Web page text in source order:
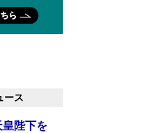
ース
皇陛下を